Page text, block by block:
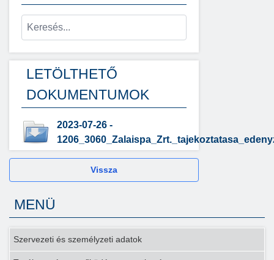
LETÖLTHETŐ
DOKUMENTUMOK
2023-07-26 -
Vissza
MENÜ
Szervezeti és személyzeti adatok